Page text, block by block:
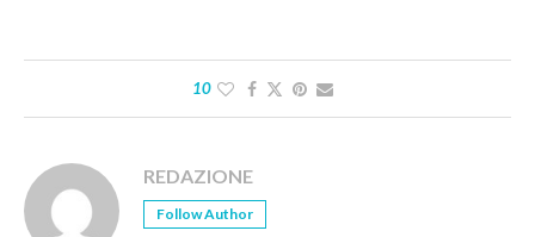
10
REDAZIONE
Follow Author